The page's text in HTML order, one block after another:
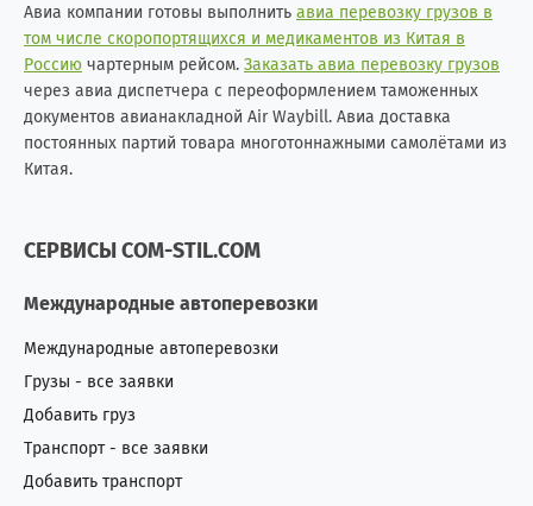
Авиа компании готовы выполнить авиа перевозку грузов в
том числе скоропортящихся и медикаментов из Китая в
Россию чартерным рейсом. Заказать авиа перевозку грузов
через авиа диспетчера с переоформлением таможенных
документов авианакладной Air Waybill. Авиа доставка
постоянных партий товара многотоннажными самолётами из
Китая.
СЕРВИСЫ COM-STIL.COM
Международные автоперевозки
Международные автоперевозки
Грузы - все заявки
Добавить груз
Транспорт - все заявки
Добавить транспорт